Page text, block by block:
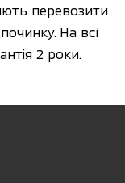
перевозити
На всі
2 роки.